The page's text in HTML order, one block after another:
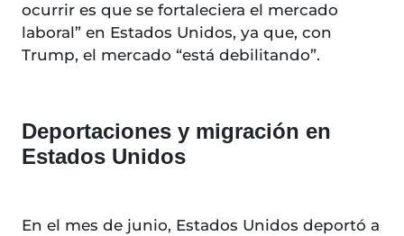
ocurrir es que se fortaleciera el mercado
laboral” en Estados Unidos, ya que, con
Trump, el mercado “está debilitando”.
Deportaciones y migración en
Estados Unidos
En el mes de junio, Estados Unidos deportó a